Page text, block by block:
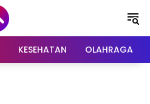
KESEHATAN OLAHRAGA